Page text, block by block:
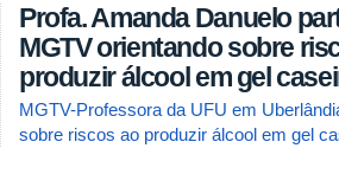
Profa. Amanda Danuelo
MGTV orientando sobre
produzir álcool em gel
MGTV-Professora da UFU em
sobre riscos ao produzir álcool em gel